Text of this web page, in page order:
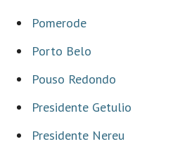
Pomerode
Porto Belo
Pouso Redondo
Presidente Getulio
Presidente Nereu